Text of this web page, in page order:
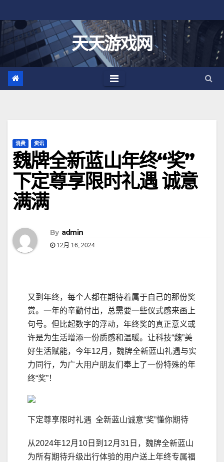
至
天天游戏网
消费 资讯
魏牌全新蓝山年终“奖”
下定尊享限时礼遇 诚意
满满
By admin
12月 16, 2024
又到年终，每个人都在期待着属于自己的那份奖
赏。一年的辛勤付出，总需要一些仪式感来画上
句号。但比起数字的浮动，年终奖的真正意义或
许是为生活增添一份质感和温暖。让科技“魏”美
好生活赋能，今年12月，魏牌全新蓝山礼遇与实
力同行，为广大用户朋友们奉上了一份特殊的年
终“奖”！
下定尊享限时礼遇 全新蓝山诚意“奖”懂你期待
从2024年12月10日到12月31日，魏牌全新蓝山
为所有期待升级出行体验的用户送上年终专属福